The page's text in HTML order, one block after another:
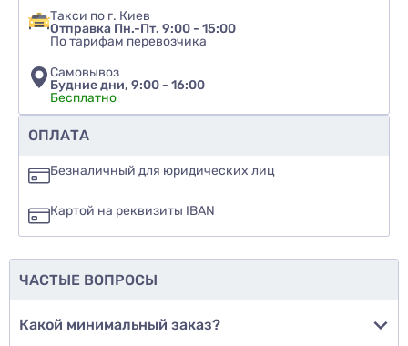
Рекомендуете ли вы этот товар
да
еще не знаю
Такси по г. Киев
Отправка Пн.-Пт. 9:00 - 15:00
По тарифам перевозчика
Самовывоз
Будние дни, 9:00 - 16:00
Бесплатно
ОПЛАТА
Безналичный для юридических лиц
Картой на реквизиты IBAN
ЧАСТЫЕ ВОПРОСЫ
Какой минимальный заказ?